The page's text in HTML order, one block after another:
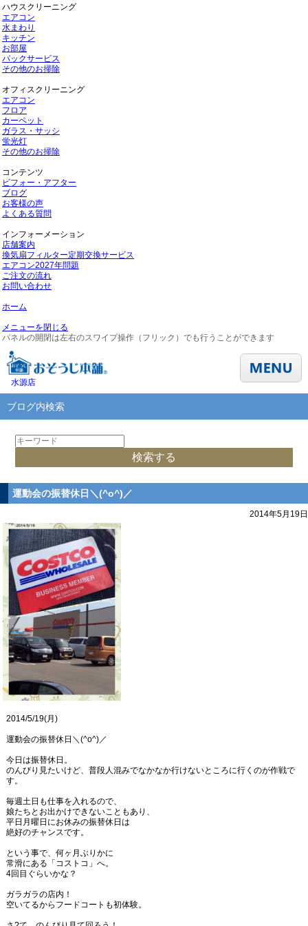
ハウスクリーニング
エアコン
水まわり
キッチン
お部屋
パックサービス
その他のお掃除
オフィスクリーニング
エアコン
フロア
カーペット
ガラス・サッシ
蛍光灯
その他のお掃除
コンテンツ
ビフォー・アフター
ブログ
お客様の声
よくある質問
インフォーメーション
店舗案内
換気扇フィルター定期交換サービス
エアコン2027年問題
ご注文の流れ
お問い合わせ
ホーム
メニューを閉じる
パネルの開閉は左右のスワイプ操作（フリック）でも行うことができます
水源店
ブログ内検索
運動会の振替休日＼(^o^)／
2014年5月19日
2014/5/19(月)
運動会の振替休日＼(^o^)／
今日は振替休日。
のんびり見たいけど、普段人混みでなかなか行けないところに行くのが作戦で
す。
毎週土日も仕事を入れるので、
娘たちとお出かけできないこともあり、
平日月曜日にお休みの振替休日は
絶好のチャンスです。
という事で、何ヶ月ぶりかに
常滑にある「コストコ」へ。
4回目ぐらいかな？
ガラガラの店内！
空いてるからフードコートも初体験。